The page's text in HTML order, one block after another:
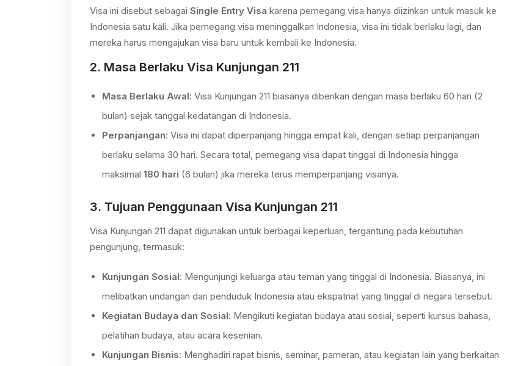
Visa ini disebut sebagai Single Entry Visa karena pemegang visa hanya diizinkan untuk masuk ke
Indonesia satu kali. Jika pemegang visa meninggalkan Indonesia, visa ini tidak berlaku lagi, dan
mereka harus mengajukan visa baru untuk kembali ke Indonesia.
2. Masa Berlaku Visa Kunjungan 211
Masa Berlaku Awal: Visa Kunjungan 211 biasanya diberikan dengan masa berlaku 60 hari (2
bulan) sejak tanggal kedatangan di Indonesia.
Perpanjangan: Visa ini dapat diperpanjang hingga empat kali, dengan setiap perpanjangan
berlaku selama 30 hari. Secara total, pemegang visa dapat tinggal di Indonesia hingga
maksimal 180 hari (6 bulan) jika mereka terus memperpanjang visanya.
3. Tujuan Penggunaan Visa Kunjungan 211
Visa Kunjungan 211 dapat digunakan untuk berbagai keperluan, tergantung pada kebutuhan
pengunjung, termasuk:
Kunjungan Sosial: Mengunjungi keluarga atau teman yang tinggal di Indonesia. Biasanya, ini
melibatkan undangan dari penduduk Indonesia atau ekspatriat yang tinggal di negara tersebut.
Kegiatan Budaya dan Sosial: Mengikuti kegiatan budaya atau sosial, seperti kursus bahasa,
pelatihan budaya, atau acara kesenian.
Kunjungan Bisnis: Menghadiri rapat bisnis, seminar, pameran, atau kegiatan lain yang berkaitan